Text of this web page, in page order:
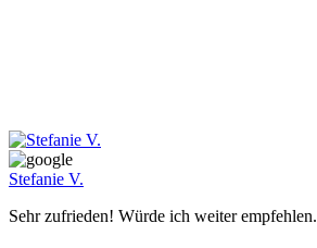
Stefanie V.
Sehr zufrieden! Würde ich weiter empfehlen.